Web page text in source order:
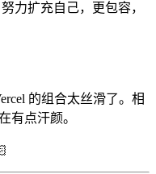
力扩充自己，更包容，
的组合太丝滑了。相
有点汗颜。